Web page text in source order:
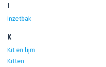
I
Inzetbak
K
Kit en lijm
Kitten